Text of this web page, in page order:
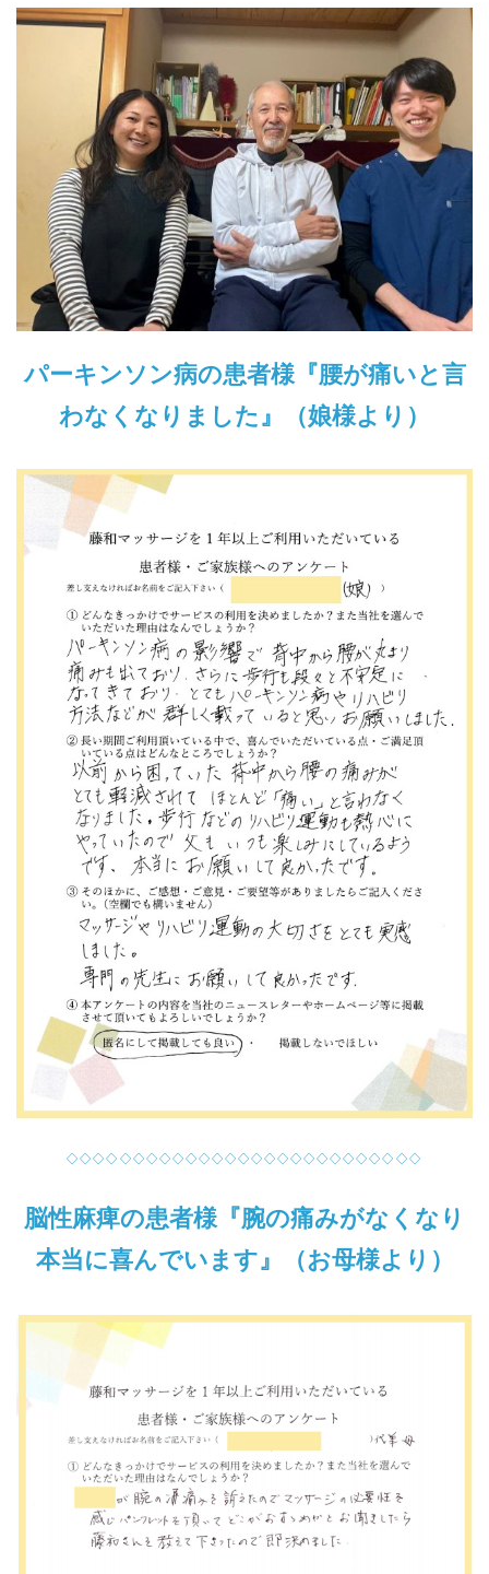
パーキンソン病の患者様『腰が痛いと言
わなくなりました』（娘様より）
◇◇◇◇◇◇◇◇◇◇◇◇◇◇◇◇◇◇◇◇◇◇◇◇◇◇◇
脳性麻痺の患者様『腕の痛みがなくなり
本当に喜んでいます』（お母様より）